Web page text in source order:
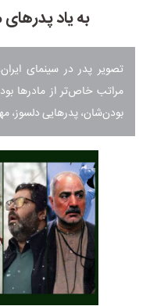
به یاد پدرهای
تصویر پدر در سینمای
مراتب خاص‌تر از مادرها
بودن‌شان، پدرهایی دلسوز،